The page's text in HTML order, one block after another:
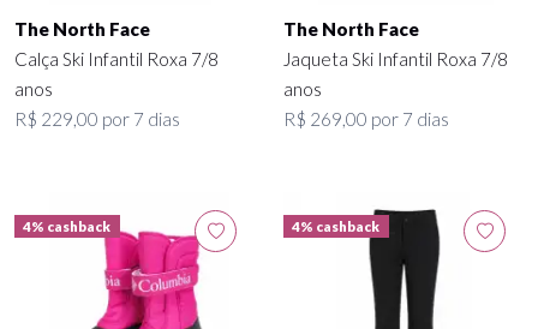
The North Face
Calça Ski Infantil Roxa 7/8
anos
R$ 229,00 por 7 dias
The North Face
Jaqueta Ski Infantil Roxa 7/8
anos
R$ 269,00 por 7 dias
4% cashback 4% cashback